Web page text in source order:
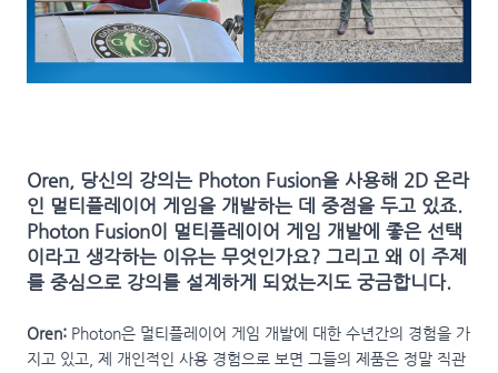
Oren, 당신의 강의는 Photon Fusion을 사용해 2D 온라
인 멀티플레이어 게임을 개발하는 데 중점을 두고 있죠.
Photon Fusion이 멀티플레이어 게임 개발에 좋은 선택
이라고 생각하는 이유는 무엇인가요? 그리고 왜 이 주제
를 중심으로 강의를 설계하게 되었는지도 궁금합니다.
Oren:Photon은 멀티플레이어 게임 개발에 대한 수년간의 경험을 가
지고 있고, 제 개인적인 사용 경험으로 보면 그들의 제품은 정말 직관